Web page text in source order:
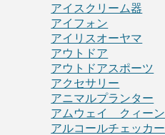
アイスクリーム器
アイフォン
アイリスオーヤマ
アウトドア
アウトドアスポーツ
アクセサリー
アニマルプランター
アムウェイ クィーン
アルコールチェッカー